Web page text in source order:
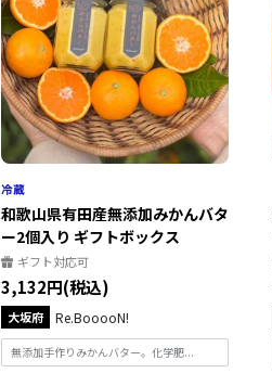
和歌山県有田産無添加みかんバタ
ー2個入り ギフトボックス
ギフト対応可
3,132円(税込)
大坂府 Re.BooooN!
無添加手作りみかんバター。化学肥...